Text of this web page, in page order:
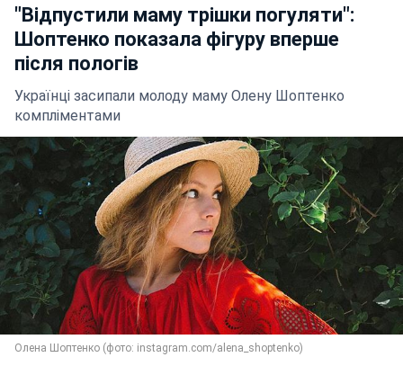
"Відпустили маму трішки погуляти":
Шоптенко показала фігуру вперше
після пологів
Українці засипали молоду маму Олену Шоптенко
компліментами
Олена Шоптенко (фото: instagram.com/alena_shoptenko)